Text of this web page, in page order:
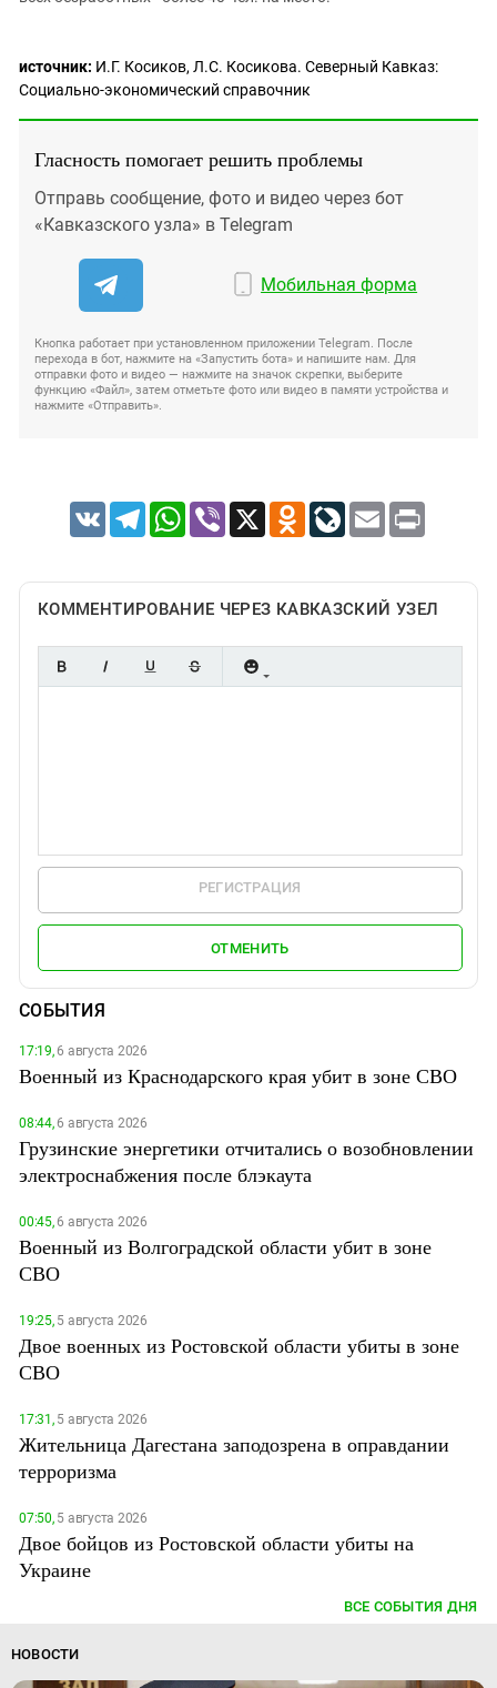
источник: И.Г. Косиков, Л.С. Косикова. Северный Кавказ:
Социально-экономический справочник
Гласность помогает решить проблемы
Отправь сообщение, фото и видео через бот
«Кавказского узла» в Telegram
Мобильная форма
Кнопка работает при установленном приложении Telegram. После
перехода в бот, нажмите на «Запустить бота» и напишите нам. Для
отправки фото и видео — нажмите на значок скрепки, выберите
функцию «Файл», затем отметьте фото или видео в памяти устройства и
нажмите «Отправить».
VK TelegramWhatsApp
Viber X Odnoklassniki
LiveJournal
Email Print
КОММЕНТИРОВАНИЕ ЧЕРЕЗ КАВКАЗСКИЙ УЗЕЛ
РЕГИСТРАЦИЯ
ОТМЕНИТЬ
СОБЫТИЯ
17:19,6 августа 2026
Военный из Краснодарского края убит в зоне СВО
08:44,6 августа 2026
Грузинские энергетики отчитались о возобновлении
электроснабжения после блэкаута
00:45,6 августа 2026
Военный из Волгоградской области убит в зоне
СВО
19:25,5 августа 2026
Двое военных из Ростовской области убиты в зоне
СВО
17:31,5 августа 2026
Жительница Дагестана заподозрена в оправдании
терроризма
07:50,5 августа 2026
Двое бойцов из Ростовской области убиты на
Украине
ВСЕ СОБЫТИЯ ДНЯ
НОВОСТИ